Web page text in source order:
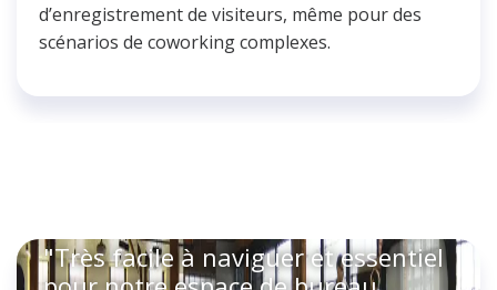
d’enregistrement de visiteurs, même pour des
scénarios de coworking complexes.
"Très facile à naviguer et essentiel